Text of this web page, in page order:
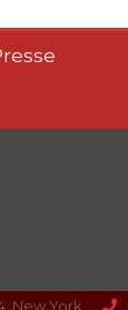
New York